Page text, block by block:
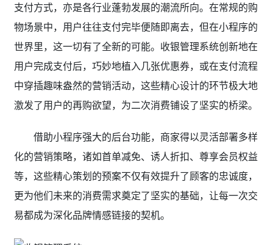
支付方式，亦是各行业蓬勃发展的潮流所向。在常规的购
物场景中，用户往往支付完毕便随即离去，但在小程序的
世界里，这一切有了全新的可能。收银管理系统创新地在
用户完成支付后，巧妙地植入几张优惠券，或在支付流程
中穿插趣味盎然的营销活动，这些精心设计的环节极大地
激发了用户的再购欲望，为二次消费铺设了坚实的桥梁。
借助小程序强大的后台功能，商家得以灵活部署多样
化的营销策略，诸如首单减免、诱人折扣、尊享会员权益
等，这些精心策划的预案不仅有效提升了顾客的忠诚度，
更为他们未来的消费需求奠定了坚实的基础，让每一次交
易都成为深化品牌情感链接的契机。